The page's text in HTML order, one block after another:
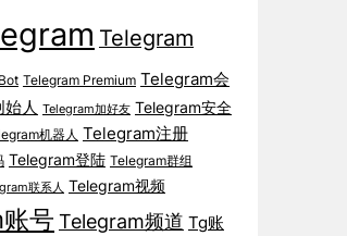
Telegram
Telegram Premium Telegram会
人 Telegram加好友 Telegram安全
机器人 Telegram注册
Telegram登陆 Telegram群组
联系人 Telegram视频
号 Telegram频道 Tg账